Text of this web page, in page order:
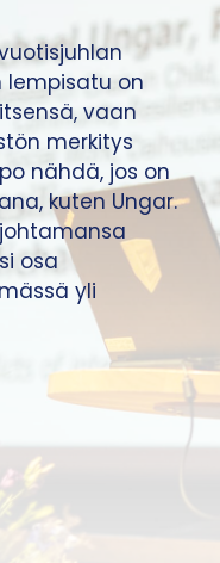
lempisatu on
vaan
merkitys
nähdä, jos on
kuten Ungar.
osa
yli